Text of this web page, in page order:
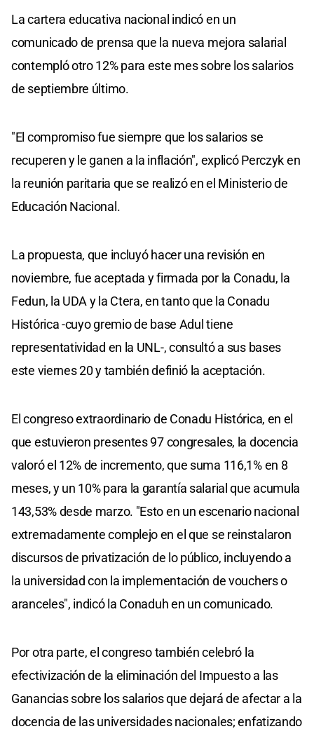
La cartera educativa nacional indicó en un
comunicado de prensa que la nueva mejora salarial
contempló otro 12% para este mes sobre los salarios
de septiembre último.
"El compromiso fue siempre que los salarios se
recuperen y le ganen a la inflación", explicó Perczyk en
la reunión paritaria que se realizó en el Ministerio de
Educación Nacional.
La propuesta, que incluyó hacer una revisión en
noviembre, fue aceptada y firmada por la Conadu, la
Fedun, la UDA y la Ctera, en tanto que la Conadu
Histórica -cuyo gremio de base Adul tiene
representatividad en la UNL-, consultó a sus bases
este viernes 20 y también definió la aceptación.
El congreso extraordinario de Conadu Histórica, en el
que estuvieron presentes 97 congresales, la docencia
valoró el 12% de incremento, que suma 116,1% en 8
meses, y un 10% para la garantía salarial que acumula
143,53% desde marzo. "Esto en un escenario nacional
extremadamente complejo en el que se reinstalaron
discursos de privatización de lo público, incluyendo a
la universidad con la implementación de vouchers o
aranceles", indicó la Conaduh en un comunicado.
Por otra parte, el congreso también celebró la
efectivización de la eliminación del Impuesto a las
Ganancias sobre los salarios que dejará de afectar a la
docencia de las universidades nacionales; enfatizando